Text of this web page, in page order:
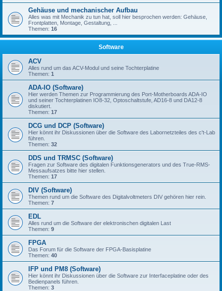
Gehäuse und mechanischer Aufbau
Alles was mit Mechanik zu tun hat, soll hier besprochen werden: Gehäuse,
Frontplatten, Montage, Gestaltung, ...
Themen: 16
Software
ACV
Alles rund um das ACV-Modul und seine Tochterplatine
Themen: 1
ADA-IO (Software)
Hier werden Themen zur Programmierung des Port-Motherboards ADA-IO
und seiner Tochterplatinen IO8-32, Optoschaltstufe, AD16-8 und DA12-8
diskutiert.
Themen: 17
DCG und DCP (Software)
Hier könnt ihr Diskussionen über die Software des Labornetzteiles des c't-Lab
führen.
Themen: 32
DDS und TRMSC (Software)
Fragen zur Software des digitalen Funktionsgenerators und des True-RMS-
Messaufsatzes bitte hier stellen.
Themen: 17
DIV (Software)
Themen rund um die Software des Digitalvoltmeters DIV gehören hier rein.
Themen: 7
EDL
Alles rund um die Software der elektronischen digitalen Last
Themen: 9
FPGA
Das Forum für die Software der FPGA-Basisplatine
Themen: 40
IFP und PM8 (Software)
Hier könnt ihr Diskussionen über die Software zur Interfaceplatine oder des
Bedienpanels führen.
Themen: 3